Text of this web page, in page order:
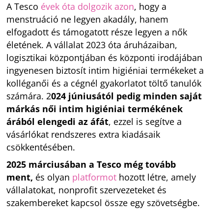
A Tesco évek óta dolgozik azon, hogy a
menstruáció ne legyen akadály, hanem
elfogadott és támogatott része legyen a nők
életének. A vállalat 2023 óta áruházaiban,
logisztikai központjában és központi irodájában
ingyenesen biztosít intim higiéniai termékeket a
kolléganői és a cégnél gyakorlatot töltő tanulók
számára. 2024 júniusától pedig minden saját
márkás női intim higiéniai termékének
árából elengedi az áfát, ezzel is segítve a
vásárlókat rendszeres extra kiadásaik
csökkentésében.
2025 márciusában a Tesco még tovább
ment, és olyan platformot hozott létre, amely
vállalatokat, nonprofit szervezeteket és
szakembereket kapcsol össze egy szövetségbe.